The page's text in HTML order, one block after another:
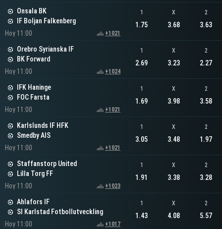
Onsala BK
IF Boljan Falkenberg
Hoy 11:00
+1021
1
1.75
X
3.68
2
3.63
Orebro Syrianska IF
BK Forward
Hoy 11:00
+1024
1
2.69
X
3.23
2
2.27
IFK Haninge
FOC Farsta
Hoy 11:00
+1021
1
1.69
X
3.98
2
3.58
Karlslunds IF HFK
Smedby AIS
Hoy 11:00
+1021
1
3.05
X
3.48
2
1.97
Staffanstorp United
Lilla Torg FF
Hoy 11:00
+1023
1
1.91
X
3.38
2
3.28
Ahlafors IF
SI Karlstad Fotbollutveckling
Hoy 11:00
+1017
1
1.43
X
4.08
2
5.57